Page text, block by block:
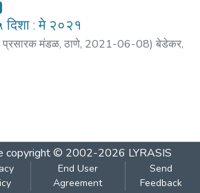
दिशा : मे २०२१
प्रसारक मंडळ, ठाणे, 2021-06-08) बेडेकर,
copyright © 2002-2026 LYRASIS
End User
Agreement
Send
Feedback